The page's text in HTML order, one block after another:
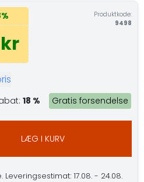
Produktkode:
9498
18 % Gratis forsendelse
LÆG I KURV
Leveringsestimat: 17.08. - 24.08.